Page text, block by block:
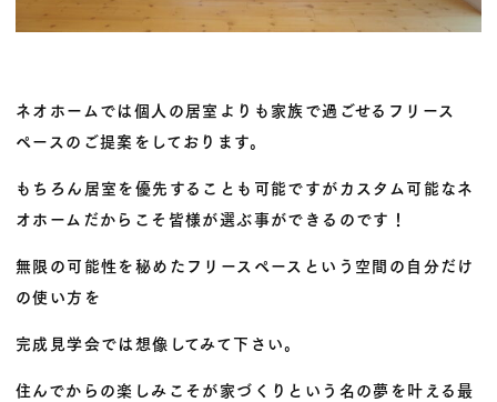
ネオホームでは個人の居室よりも家族で過ごせるフリース
ペースのご提案をしております。
もちろん居室を優先することも可能ですがカスタム可能なネ
オホームだからこそ皆様が選ぶ事ができるのです！
無限の可能性を秘めたフリースペースという空間の自分だけ
の使い方を
完成見学会では想像してみて下さい。
住んでからの楽しみこそが家づくりという名の夢を叶える最